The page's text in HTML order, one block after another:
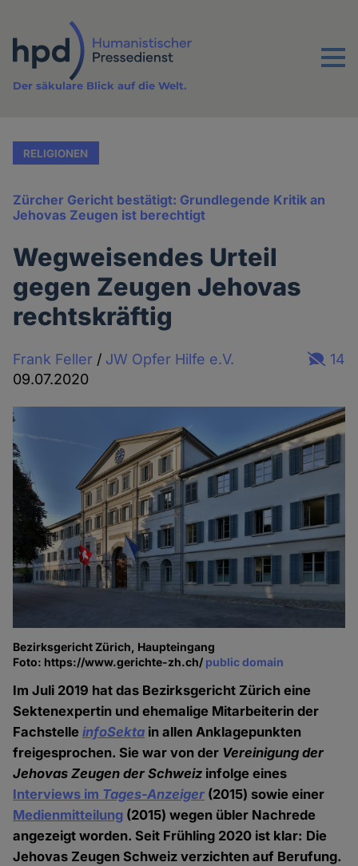
Inhalt
Menu
Der säkulare Blick auf die Welt.
RELIGIONEN
Zürcher Gericht bestätigt: Grundlegende Kritik an
Jehovas Zeugen ist berechtigt
Wegweisendes Urteil
gegen Zeugen Jehovas
rechtskräftig
Frank Feller / JW Opfer Hilfe e.V.
09.07.2020
14
Bezirksgericht Zürich, Haupteingang
Foto: https://www.gerichte-zh.ch/ public domain
Im Juli 2019 hat das Bezirksgericht Zürich eine
Sektenexpertin und ehemalige Mitarbeiterin der
FachstelleinfoSekta in allen Anklagepunkten
freigesprochen. Sie war von der Vereinigung der
Jehovas Zeugen der Schweiz infolge eines
Interviews im Tages-Anzeiger (2015) sowie einer
Medienmitteilung (2015) wegen übler Nachrede
angezeigt worden. Seit Frühling 2020 ist klar: Die
Jehovas Zeugen Schweiz verzichten auf Berufung.